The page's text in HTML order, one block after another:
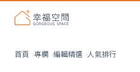
首頁 專欄 編輯精選 人氣排行